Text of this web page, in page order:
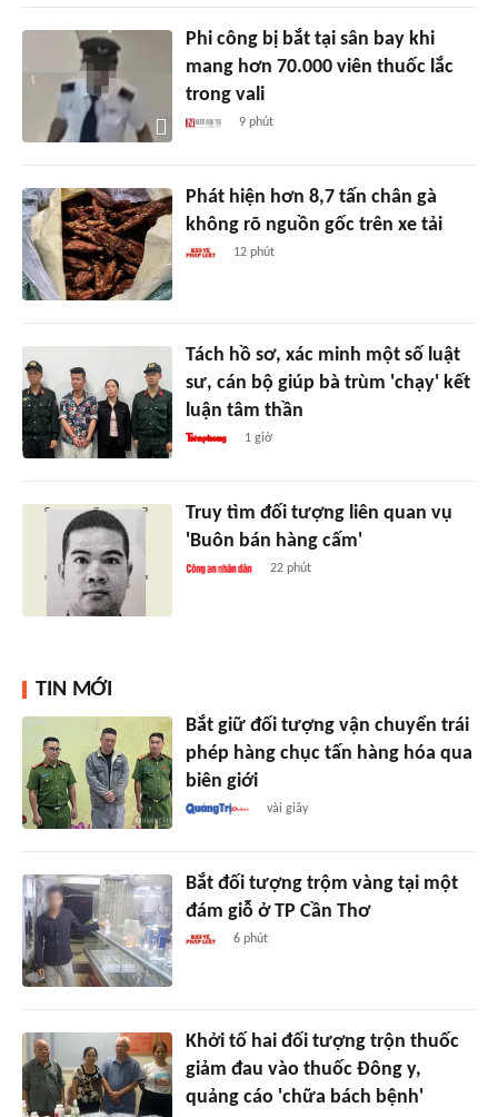
Phi công bị bắt tại sân bay khi
mang hơn 70.000 viên thuốc lắc
trong vali
9 phút
Phát hiện hơn 8,7 tấn chân gà
không rõ nguồn gốc trên xe tải
12 phút
Tách hồ sơ, xác minh một số luật
sư, cán bộ giúp bà trùm 'chạy' kết
luận tâm thần
1 giờ
Truy tìm đối tượng liên quan vụ
'Buôn bán hàng cấm'
22 phút
TIN MỚI
Bắt giữ đối tượng vận chuyển trái
phép hàng chục tấn hàng hóa qua
biên giới
vài giây
Bắt đối tượng trộm vàng tại một
đám giỗ ở TP Cần Thơ
6 phút
Khởi tố hai đối tượng trộn thuốc
giảm đau vào thuốc Đông y,
quảng cáo 'chữa bách bệnh'